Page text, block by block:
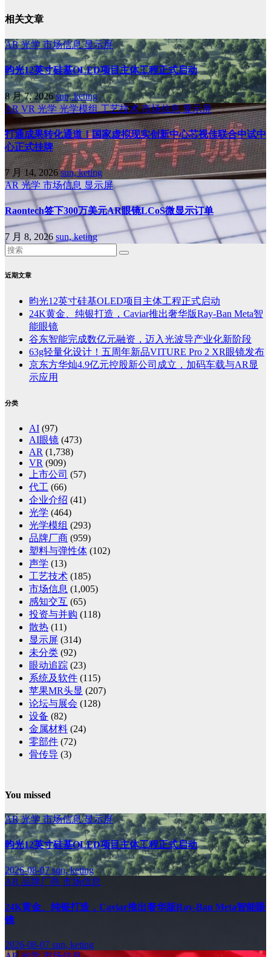
相关文章
AR光学市场信息显示屏
昀光12英寸硅基OLED项目主体工程正式启动
8 月 7, 2026sun, keting
AR VR 光学 光学模组工艺技术市场信息显示屏
打通成果转化通道！国家虚拟现实创新中心芯视佳联合中试中
心正式挂牌
7 月 14, 2026sun, keting
AR光学 市场信息 显示屏
Raontech签下300万美元AR眼镜LCoS微显示订单
7 月 8, 2026 sun, keting
近期文章
昀光12英寸硅基OLED项目主体工程正式启动
24K黄金、纯银打造，Caviar推出奢华版Ray-Ban Meta智
能眼镜
谷东智能完成数亿元融资，迈入光波导产业化新阶段
63g轻量化设计！五周年新品VITURE Pro 2 XR眼镜发布
京东方华灿4.9亿元控股新公司成立，加码车载与AR显
示应用
分类
AI (97)
AI眼镜 (473)
AR (1,738)
VR (909)
上市公司 (57)
代工 (66)
企业介绍 (41)
光学 (464)
光学模组 (293)
品牌厂商 (959)
塑料与弹性体 (102)
声学 (13)
工艺技术 (185)
市场信息 (1,005)
感知交互 (65)
投资与并购 (118)
散热 (11)
显示屏 (314)
未分类 (92)
眼动追踪 (23)
系统及软件 (115)
苹果MR头显 (207)
论坛与展会 (128)
设备 (82)
金属材料 (24)
零部件 (72)
骨传导 (3)
You missed
AR光学市场信息显示屏
昀光12英寸硅基OLED项目主体工程正式启动
2026-08-07sun, keting
AR 品牌厂商 市场信息
24K黄金、纯银打造，Caviar推出奢华版Ray-Ban Meta智能眼
镜
2026-08-07 sun, keting